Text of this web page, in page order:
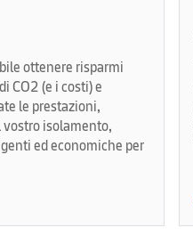
ottenere risparmi
CO2 (e i costi) e
le prestazioni,
isolamento,
ed economiche per